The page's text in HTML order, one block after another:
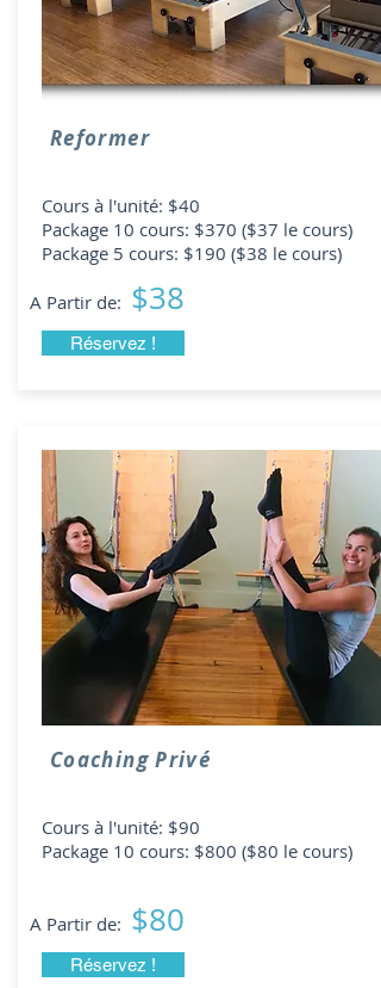
Reformer
Cours à l'unité: $40
Package 10 cours: $370 ($37 le cours)
Package 5 cours: $190 ($38 le cours)
A Partir de: $38
Réservez !
Coaching Privé
Cours à l'unité: $90
Package 10 cours: $800 ($80 le cours)
A Partir de: $80
Réservez !